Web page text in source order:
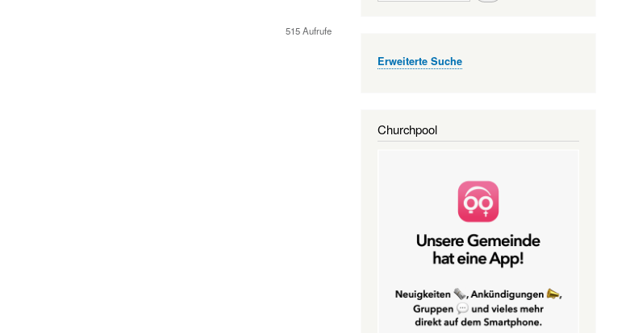
515 Aufrufe
Erweiterte Suche
Churchpool